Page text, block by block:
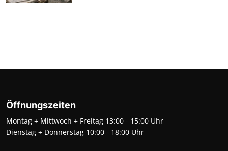
Öffnungszeiten
Montag + Mittwoch + Freitag 13:00 - 15:00 Uhr
Dienstag + Donnerstag 10:00 - 18:00 Uhr